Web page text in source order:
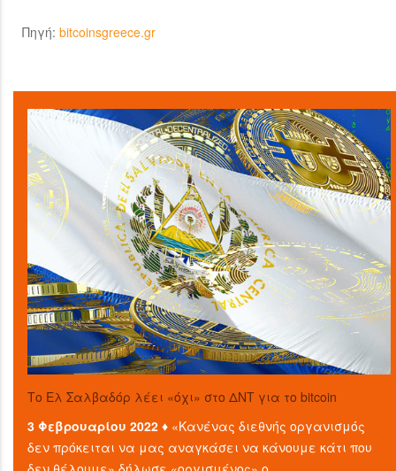
Πηγή: bitcoinsgreece.gr
Το Ελ Σαλβαδόρ λέει «όχι» στο ΔΝΤ για το bitcoin
3 Φεβρουαρίου 2022 ♦ «Κανένας διεθνής οργανισμός
δεν πρόκειται να μας αναγκάσει να κάνουμε κάτι που